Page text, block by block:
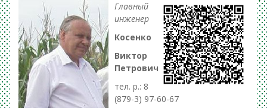
Главный
инженер
Косенко
Виктор
Петрович
тел. р.: 8
(879-3) 97-60-67